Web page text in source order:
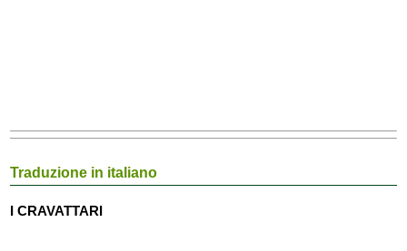
Traduzione in italiano
I CRAVATTARI